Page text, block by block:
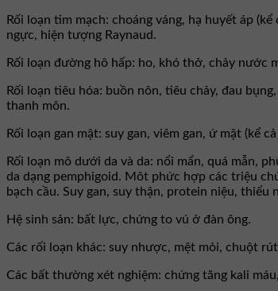
Rối loạn tim mạch: choáng váng, hạ huyết áp
ngực, hiện tượng Raynaud.
Rối loạn đường hô hấp: ho, khó thở, chảy nước
Rối loạn tiêu hóa: buồn nôn, tiêu chảy, đau
thanh môn.
Rối loạn gan mật: suy gan, viêm gan, ứ mật (kể
Rối loạn mô dưới da và da: nổi mẩn, quá mẫn,
da dạng pemphigoid. Môt phức hợp các triệu
bạch cầu. Suy gan, suy thận, protein niệu, thiểu
Hệ sinh sản: bất lực, chứng to vú ở đàn ông.
Các rối loạn khác: suy nhược, mệt mỏi, chuột
Các bất thường xét nghiệm: chứng tăng kali